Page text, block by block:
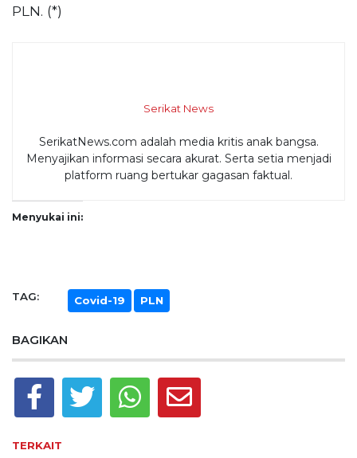
PLN. (*)
Serikat News
SerikatNews.com adalah media kritis anak bangsa.
Menyajikan informasi secara akurat. Serta setia menjadi
platform ruang bertukar gagasan faktual.
Menyukai ini:
TAG: Covid-19 PLN
BAGIKAN
TERKAIT